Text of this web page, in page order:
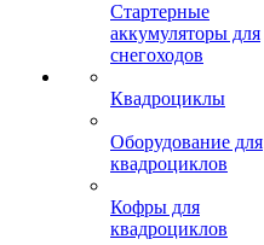
Стартерные
аккумуляторы для
снегоходов
Квадроциклы
Оборудование для
квадроциклов
Кофры для
квадроциклов